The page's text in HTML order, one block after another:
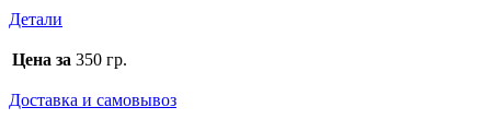
Детали
Цена за 350 гр.
Доставка и самовывоз